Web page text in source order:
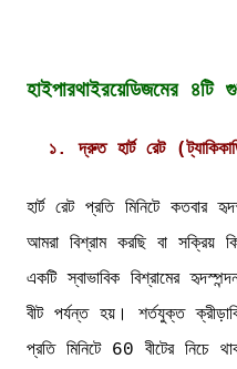
হাইপারথাইরয়েডিজমের ৪টি
১. দ্রুত হার্ট রেট
হার্ট রেট প্রতি মিনিটে কতবার
আমরা বিশ্রাম করছি বা সক্রিয়
একটি স্বাভাবিক বিশ্রামের
বীট পর্যন্ত হয়। শর্তযুক্ত
প্রতি মিনিটে 60 বীটের নিচে